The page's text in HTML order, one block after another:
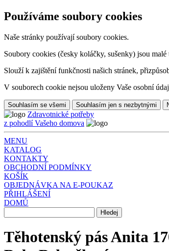
Používáme soubory cookies
Naše stránky používají soubory cookies.
Soubory cookies (česky koláčky, sušenky) jsou
Slouží k zajištění funkčnosti našich stránek,
V souborech cookie nejsou uloženy Vaše osobní
Souhlasím se všemi Souhlasím jen s nezbytnými
Zdravotnické potřeby
z pohodlí Vašeho domova
MENU
KATALOG
KONTAKTY
OBCHODNÍ PODMÍNKY
KOŠÍK
OBJEDNÁVKA NA E-POUKAZ
PŘIHLÁŠENÍ
DOMŮ
Těhotenský pás Anita